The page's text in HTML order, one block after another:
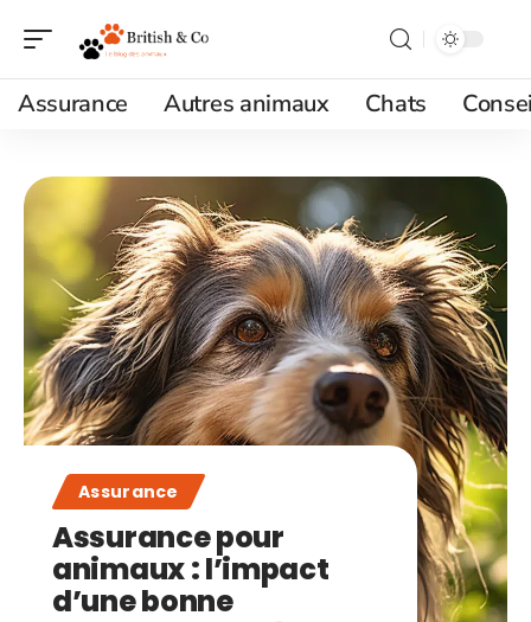
Assurance Autres animaux Chats
Assurance
Assurance pour
animaux : l’impact
d’une bonne